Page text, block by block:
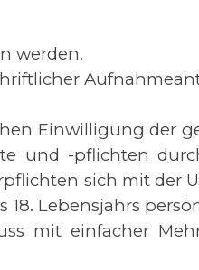
werden.
Einwilligung der
und -pflichten
sich mit der
Lebensjahrs
mit einfacher